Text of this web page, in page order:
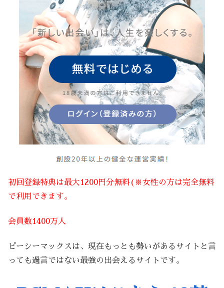
初回登録特典は最大1200円分無料(※女性の方は完全無料
で利用できます。
会員数1400万人
ピーシーマックスは、現在もっとも勢いがあるサイトと言
っても過言ではない最強の出会えるサイトです。